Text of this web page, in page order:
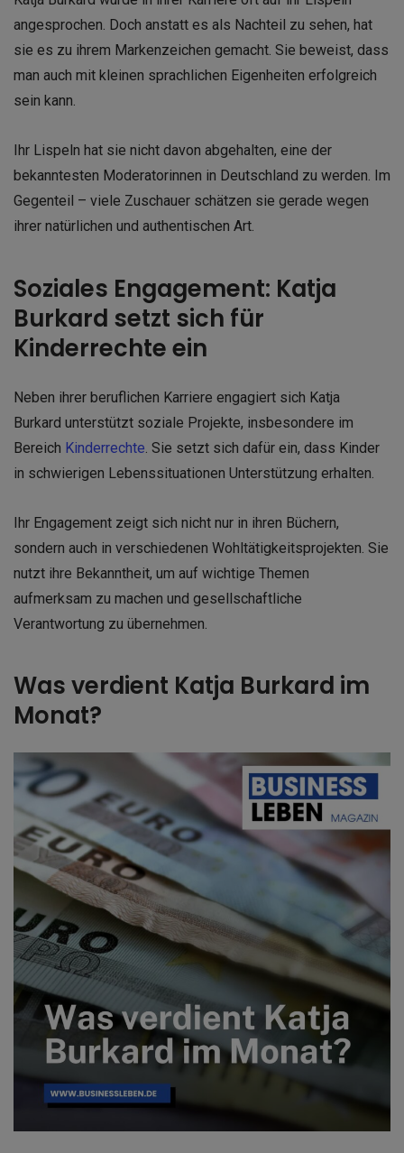
angesprochen. Doch anstatt es als Nachteil zu sehen, hat
sie es zu ihrem Markenzeichen gemacht. Sie beweist, dass
man auch mit kleinen sprachlichen Eigenheiten erfolgreich
sein kann.
Ihr Lispeln hat sie nicht davon abgehalten, eine der
bekanntesten Moderatorinnen in Deutschland zu werden. Im
Gegenteil – viele Zuschauer schätzen sie gerade wegen
ihrer natürlichen und authentischen Art.
Soziales Engagement: Katja
Burkard setzt sich für
Kinderrechte ein
Neben ihrer beruflichen Karriere engagiert sich Katja
Burkard unterstützt soziale Projekte, insbesondere im
Bereich Kinderrechte . Sie setzt sich dafür ein, dass Kinder
in schwierigen Lebenssituationen Unterstützung erhalten.
Ihr Engagement zeigt sich nicht nur in ihren Büchern,
sondern auch in verschiedenen Wohltätigkeitsprojekten. Sie
nutzt ihre Bekanntheit, um auf wichtige Themen
aufmerksam zu machen und gesellschaftliche
Verantwortung zu übernehmen.
Was verdient Katja Burkard im
Monat?